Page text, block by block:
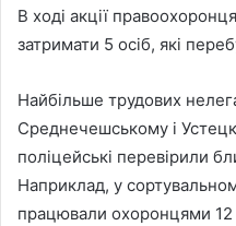
В ході акції
затримати 5 осіб, які
Найбільше трудових
Среднечешському і
поліцейські перевірили
Наприклад, у
працювали охоронцями 12